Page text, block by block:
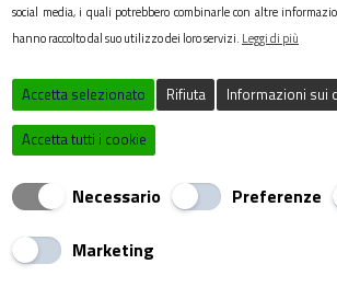
Martedì
09:00 - 21:00
Mercoledì
09:00 - 21:00
Venerdì
09:00 - 21:00
Sabato
Domenica
Creato da
Local Web – Agenzia Web
Copyrights © 2021 Studio di
Arch.Antonio Guarneri | Tutti i
social media, i quali potrebbero combinarle con altre
hanno raccolto dal suo utilizzo dei loro servizi. Leggi di più
Accetta selezionato Rifiuta Informazioni sui
Accetta tutti i cookie
Necessario Preferenze
Marketing